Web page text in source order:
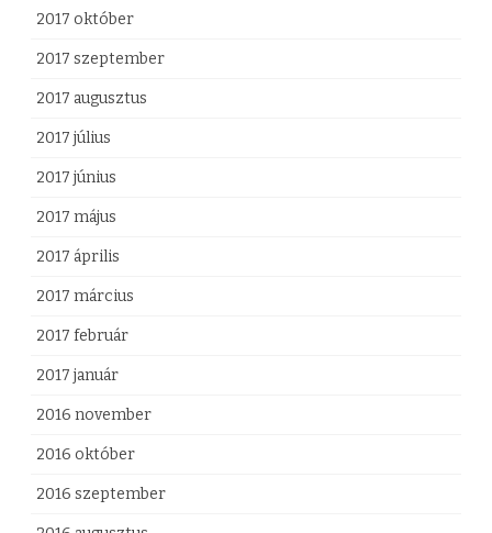
2017 október
2017 szeptember
2017 augusztus
2017 július
2017 június
2017 május
2017 április
2017 március
2017 február
2017 január
2016 november
2016 október
2016 szeptember